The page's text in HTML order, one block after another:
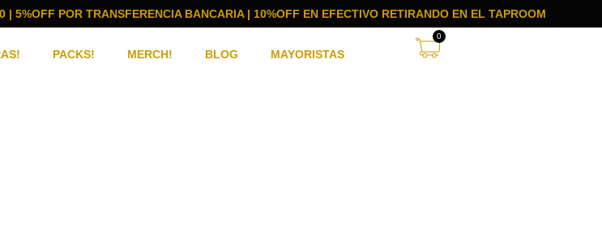
| 5%OFF POR TRANSFERENCIA BANCARIA | 10%OFF EN EFECTIVO RETIRANDO EN EL TAPROOM
PACKS! MERCH! BLOG MAYORISTAS
0